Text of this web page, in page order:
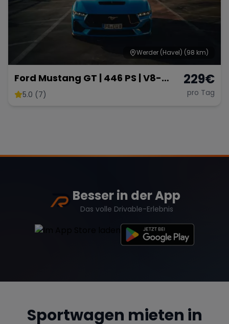
Werder (Havel) (98 km)
Ford Mustang GT | 446 PS | V8-
Sound | American Muscle
5.0 (7)
229€
pro Tag
Besser in der App
Das volle Drivable-Erlebnis
Sportwagen mieten in